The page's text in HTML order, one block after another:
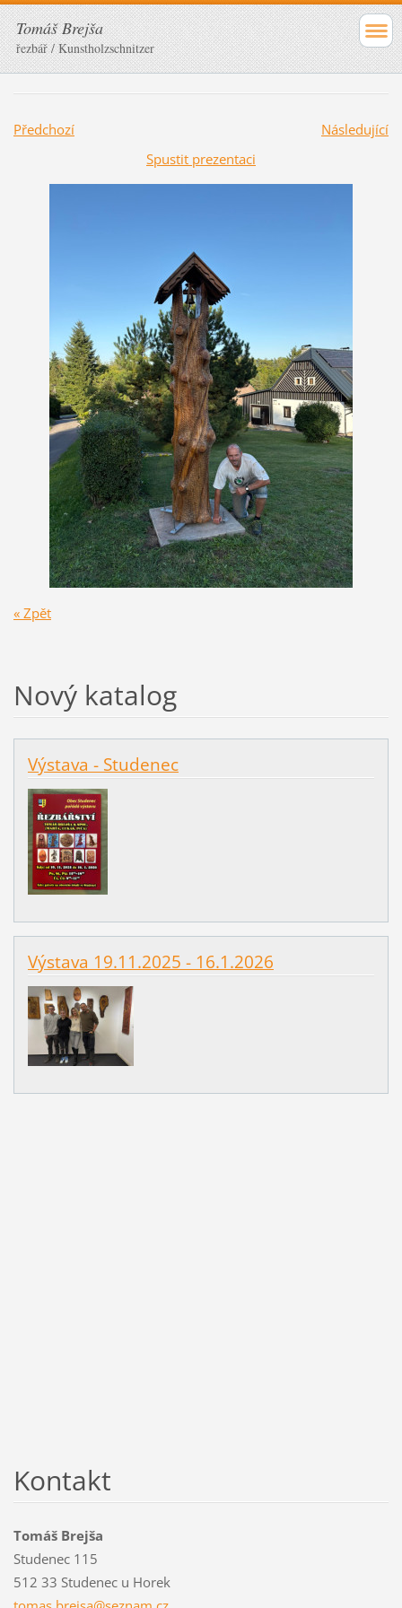
Tomáš Brejša
řezbář / Kunstholzschnitzer
Předchozí
Následující
Spustit prezentaci
« Zpět
Nový katalog
Výstava - Studenec
Výstava 19.11.2025 - 16.1.2026
Kontakt
Tomáš Brejša
Studenec 115
512 33 Studenec u Horek